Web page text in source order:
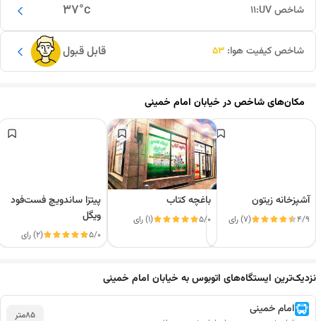
37°c شاخص UV: 11
قابل قبول شاخص کیفیت هوا: 53
مکان‌های شاخص درخیابان امام خمینی
آشپزخانه زیتون
4/9 (7) رای
باغچه کتاب
5/0 (1) رای
پیتزا ساندویچ فست‌فود
ویگل
5/0 (2) رای
نزدیک‌ترین ایستگاه‌های اتوبوس به خیابان امام خمینی
85متر امام خمینی